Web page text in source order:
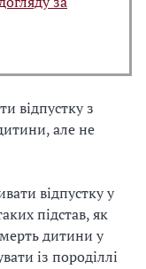
відпустку з
але не
відпустку у
підстав, як
дитини у
із породіллі